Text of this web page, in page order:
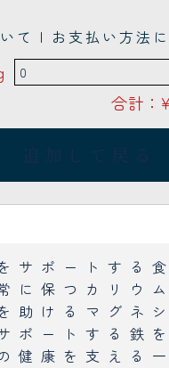
て | お支払い方法
合計：
サポートする
に保つカリウ
助けるマグネ
ポートする鉄
健康を支える